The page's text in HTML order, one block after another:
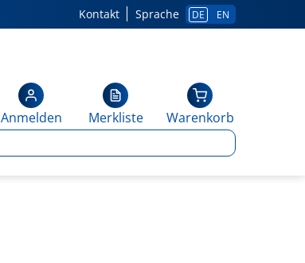
Sprache DE EN
Kontakt
Warenkorb
Merkliste
Anmelden